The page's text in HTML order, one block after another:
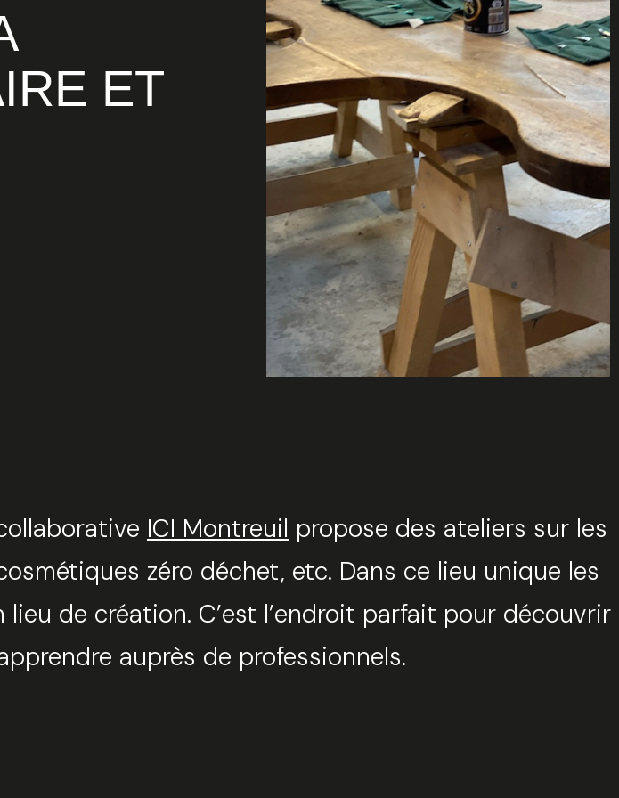
ET
ICI Montreuil propose des ateliers sur les
zéro déchet, etc. Dans ce lieu unique les
de création. C’est l’endroit parfait pour découvrir
auprès de professionnels.